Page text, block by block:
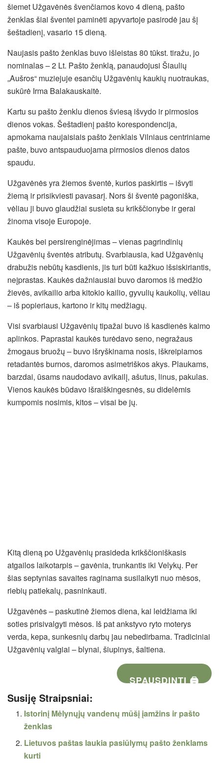
šiemet Užgavėnės švenčiamos kovo 4 dieną, pašto
ženklas šiai šventei paminėti apyvartoje pasirodė jau šį
šeštadienį, vasario 15 dieną.
Naujasis pašto ženklas buvo išleistas 80 tūkst. tiražu, jo
nominalas – 2 Lt. Pašto ženklą, panaudojusi Šiaulių
„Aušros“ muziejuje esančių Užgavėnių kaukių nuotraukas,
sukūrė Irma Balakauskaitė.
Kartu su pašto ženklu dienos šviesą išvydo ir pirmosios
dienos vokas. Šeštadienį pašto korespondencija,
apmokama naujaisiais pašto ženklais Vilniaus centriniame
pašte, buvoantspauduojama pirmosios dienos datos
spaudu.
Užgavėnės yra žiemos šventė, kurios paskirtis – išvyti
žiemą ir prisikviesti pavasarį. Nors ši šventė pagoniška,
vėliau ji buvo glaudžiai susieta su krikščionybe ir gerai
žinoma visoje Europoje.
Kaukės bei persirenginėjimas – vienas pagrindinių
Užgavėnių šventės atributų. Svarbiausia, kad Užgavėnių
drabužis nebūtų kasdienis, jis turi būti kažkuo išsiskiriantis,
neįprastas. Kaukės dažniausiai buvo daromos iš medžio
žievės, avikailio arba kitokio kailio, gyvulių kaukolių, vėliau
– iš popieriaus, kartono ir kitų medžiagų.
Visi svarbiausi Užgavėnių tipažai buvo iš kasdienės kaimo
aplinkos. Paprastai kaukės turėdavo seno, negražaus
žmogaus bruožų – buvo išryškinama nosis, iškreipiamos
retadantės burnos, daromos asimetriškos akys. Plaukams,
barzdai, ūsams naudodavo avikailį, ašutus, linus, pakulas.
Vienos kaukės būdavo išraiškingesnės, su didelėmis
kumpomis nosimis, kitos – visai be jų.
Kitą dieną po Užgavėnių prasideda krikščioniškasis
atgailos laikotarpis – gavėnia, trunkantis iki Velykų. Per
šias septynias savaites raginama susilaikyti nuo mėsos,
riebių patiekalų, pasninkauti.
Užgavėnės – paskutinė žiemos diena, kai leidžiama iki
soties prisivalgyti mėsos. Iš pat ankstyvo ryto moterys
verda, kepa, sunkesnių darbų jau nebedirbama. Tradiciniai
Užgavėnių valgiai – blynai, šiupinys, šaltiena.
SPAUSDINTI 🖨
Susiję Straipsniai:
Istorinį Mėlynųjų vandenų mūšį įamžins ir pašto
ženklas
Lietuvos paštas laukia pasiūlymų pašto ženklams
kurti